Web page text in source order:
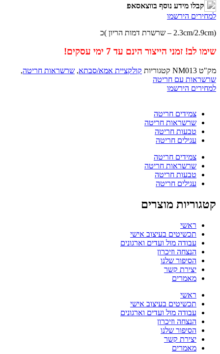
קבלו מידע נוסף בווצאסאפ
למחירים הירשמו
(2.3cm/2.9cm – שרשרת דמות הריון )כ
שימו לב! זמני הייצור הינם עד 7 ימי עסקים!
מק"ט NM013 קטגוריות קולקציית אמא/סבתא, שרשראות חריטה,
שרשראות עם חריטה
למחירים הירשמו
צמידים חריטה
שרשראות חריטה
טבעות חריטה
עגילים חריטה
צמידים חריטה
שרשראות חריטה
טבעות חריטה
עגילים חריטה
קטגוריות מוצרים
ראשי
תכשיטים בעיצוב אישי
עבודה מול ועדים וארגונים
הנצחה וזיכרון
הסיפור שלנו
יצירת קשר
מאמרים
ראשי
תכשיטים בעיצוב אישי
עבודה מול ועדים וארגונים
הנצחה וזיכרון
הסיפור שלנו
יצירת קשר
מאמרים